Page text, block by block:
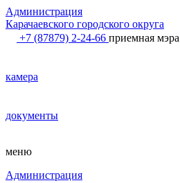
Администрация
Карачаевского городского округа
+7 (87879) 2-24-66 приемная мэра
камера
документы
меню
Администрация